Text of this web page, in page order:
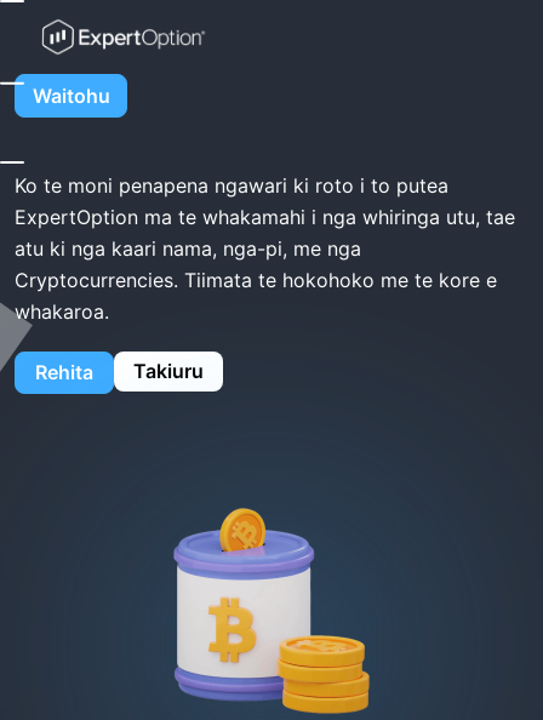
Waitohu
Kainga ExpertOption Pupuri
ExpertOption Pupuri
Ko te moni penapena ngawari ki roto i to putea
ExpertOption ma te whakamahi i nga whiringa utu, tae
atu ki nga kaari nama, nga-pi, me nga
Cryptocurrencies. Tiimata te hokohoko me te kore e
whakaroa.
Rehita Takiuru